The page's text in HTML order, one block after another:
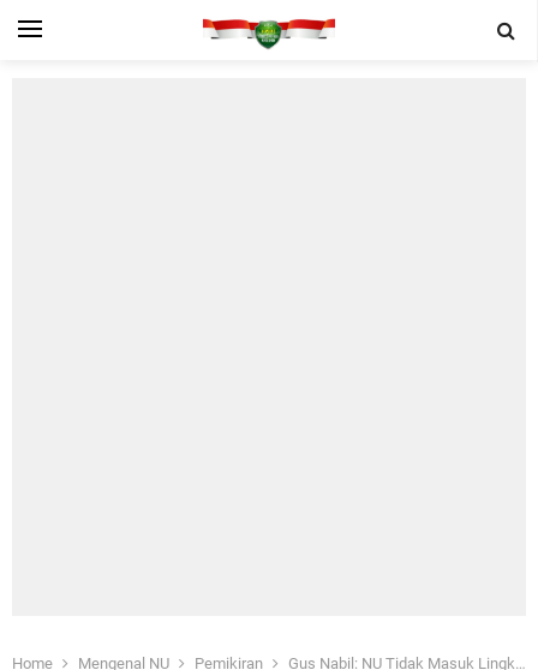
Home Mengenal NU Pemikiran Gus Nabil: NU Tidak Masuk Lingkaran Kekuasaan